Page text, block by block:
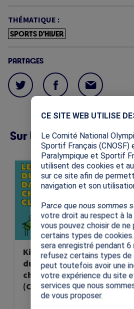
THÉMATIQUE :
SPORTS D'HIVER
PARTAGES
Sur la même
Image
Kit « Les valeurs
du sport dans
chaque classe »
(CE1-6ème)
Cette ressource vise à
transmettre les valeurs
fondamentales du sport:
le respect, l'équité et
l'inclusion.
CE SITE WEB UTILISE
Le Comité National
Sportif Français (CNOSF)
Paralympique et Sportif
utilisent des cookies et
sur ce site afin de
navigation et son
Parce que nous sommes
votre droit au respect à la
vous pouvez choisir de ne
certains types de
sera enregistré pendant 6
refusez certains types de
peut toutefois avoir une
votre expérience du site
services que nous
de vous proposer.